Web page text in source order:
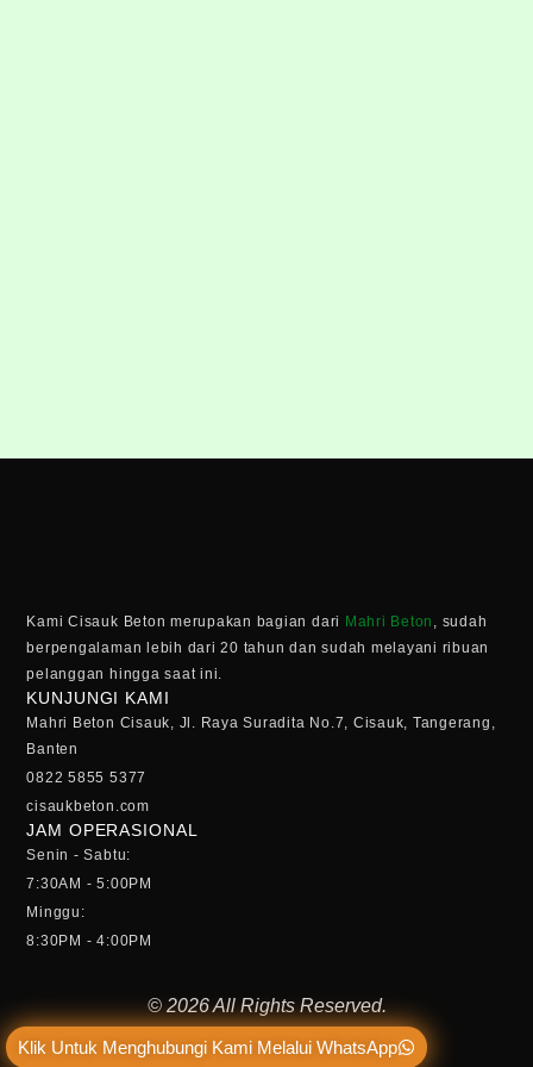
Klik Untuk Menghubungi Kami Melalui WhatsApp
Kami Cisauk Beton merupakan bagian dari Mahri Beton
, sudah
berpengalaman lebih dari 20 tahun dan sudah melayani ribuan
pelanggan hingga saat ini.
KUNJUNGI KAMI
Mahri Beton Cisauk, Jl. Raya Suradita No.7, Cisauk, Tangerang,
Banten
0822 5855 5377
cisaukbeton.com
JAM OPERASIONAL
Senin - Sabtu:
7:30AM - 5:00PM
Minggu:
8:30PM - 4:00PM
© 2026 All Rights Reserved.